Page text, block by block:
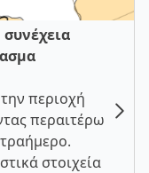
περιοχή
περαιτέρω
στοιχεία